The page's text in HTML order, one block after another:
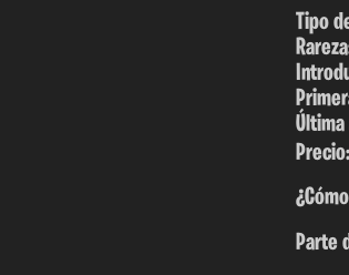
Tipo
Precio:
Parte